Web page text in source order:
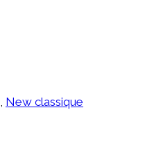
, New classique